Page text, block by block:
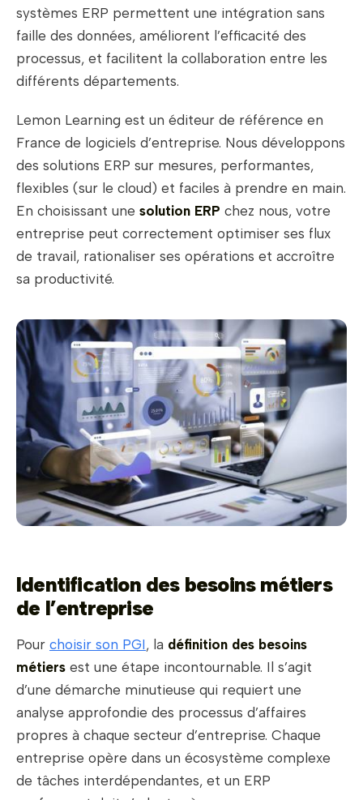
systèmes ERP permettent une intégration sans
faille des données, améliorent l’efficacité des
processus, et facilitent la collaboration entre les
différents départements.
Lemon Learning est un éditeur de référence en
France de logiciels d’entreprise. Nous développons
des solutions ERP sur mesures, performantes,
flexibles (sur le cloud) et faciles à prendre en main.
En choisissant une solution ERP chez nous, votre
entreprise peut correctement optimiser ses flux
de travail, rationaliser ses opérations et accroître
sa productivité.
Identification des besoins métiers
de l’entreprise
Pour choisir son PGI, la définition des besoins
métiers est une étape incontournable. Il s’agit
d’une démarche minutieuse qui requiert une
analyse approfondie des processus d’affaires
propres à chaque secteur d’entreprise. Chaque
entreprise opère dans un écosystème complexe
de tâches interdépendantes, et un ERP